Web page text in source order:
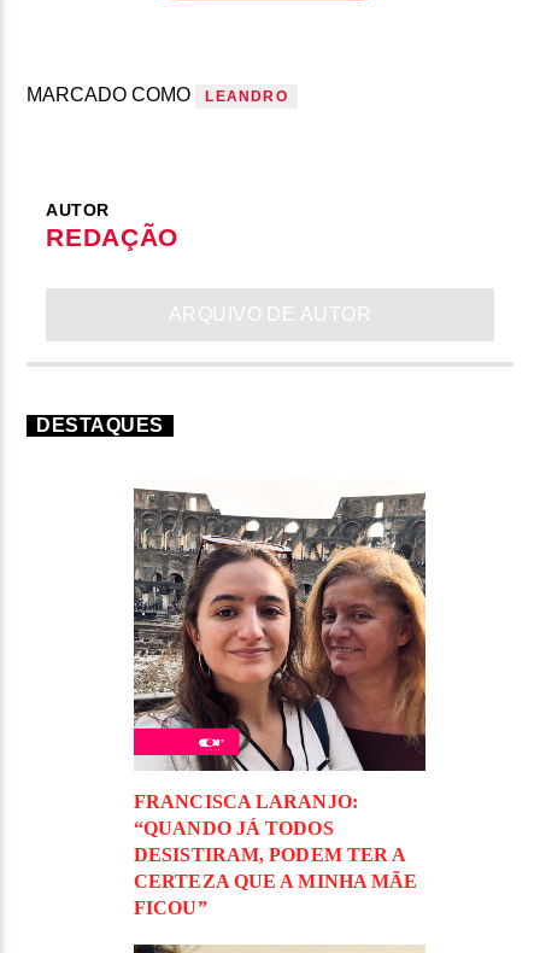
MARCADO COMO LEANDRO
AUTOR
REDAÇÃO
ARQUIVO DE AUTOR
DESTAQUES
FRANCISCA LARANJO:
“QUANDO JÁ TODOS
DESISTIRAM, PODEM TER A
CERTEZA QUE A MINHA MÃE
FICOU”